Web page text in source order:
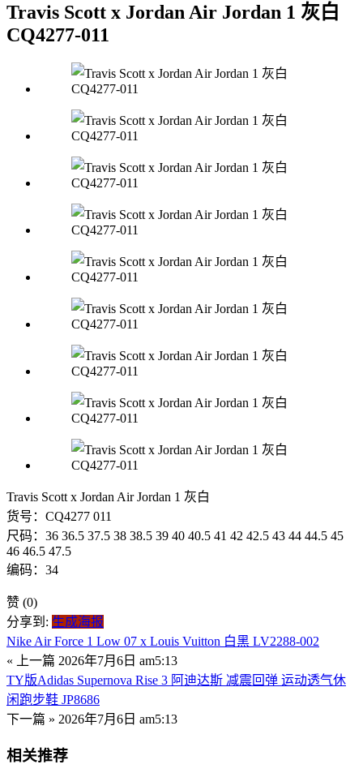
Travis Scott x Jordan Air Jordan 1 灰白
CQ4277-011
Travis Scott x Jordan Air Jordan 1 灰白
货号：CQ4277 011
尺码：36 36.5 37.5 38 38.5 39 40 40.5 41 42 42.5 43 44 44.5 45
46 46.5 47.5
编码：34
赞 (0)
分享到: 生成海报
Nike Air Force 1 Low 07 x Louis Vuitton 白黑 LV2288-002
« 上一篇 2026年7月6日 am5:13
TY版Adidas Supernova Rise 3 阿迪达斯 减震回弹 运动透气休
闲跑步鞋 JP8686
下一篇 » 2026年7月6日 am5:13
相关推荐